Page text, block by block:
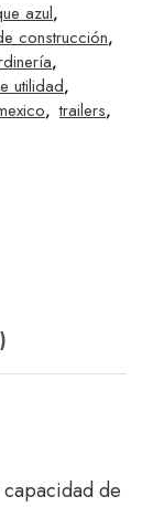
azul,
construcción,
,
utilidad,
, trailers,
de